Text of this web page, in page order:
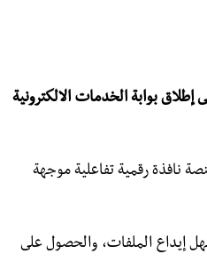
إطلاق بوابة الخدمات الالكترونية
نافذة رقمية تفاعلية موجهة
إيداع الملفات، والحصول على